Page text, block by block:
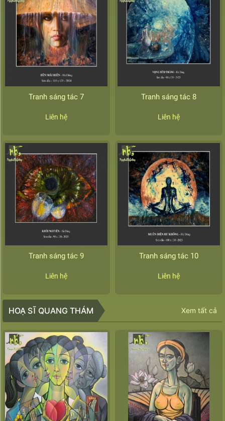
Tranh sáng tác 7
Liên hệ
Tranh sáng tác 8
Liên hệ
Tranh sáng tác 9
Liên hệ
Tranh sáng tác 10
Liên hệ
HOẠ SĨ QUANG THÁM Xem tất cả